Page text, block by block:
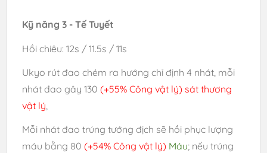
Kỹ năng 3 - Tế Tuyết
Hồi chiêu: 12s / 11.5s / 11s
Ukyo rút đao chém ra hướng chỉ định 4 nhát, mỗi
nhát đao gây 130 (+55% Công vật lý) sát thương
vật lý,
Mỗi nhát đao trúng tướng địch sẽ hồi phục lượng
máu bằng 80 (+54% Công vật lý) Máu; nếu trúng